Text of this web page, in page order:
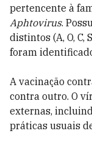
pertencente à
Aphtovirus.
distintos (A, O, C,
foram
A vacinação
contra outro. O
externas,
práticas usuais